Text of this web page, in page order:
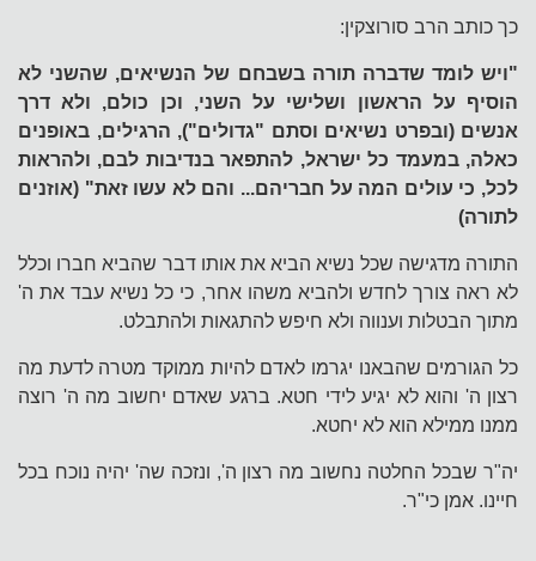
כך כותב הרב סורוצקין:
"ויש לומד שדברה תורה בשבחם של הנשיאים, שהשני לא
הוסיף על הראשון ושלישי על השני, וכן כולם, ולא דרך
אנשים (ובפרט נשיאים וסתם "גדולים"), הרגילים, באופנים
כאלה, במעמד כל ישראל, להתפאר בנדיבות לבם, ולהראות
לכל, כי עולים המה על חבריהם... והם לא עשו זאת" (אוזנים
לתורה)
התורה מדגישה שכל נשיא הביא את אותו דבר שהביא חברו וכלל
לא ראה צורך לחדש ולהביא משהו אחר, כי כל נשיא עבד את ה'
מתוך הבטלות וענווה ולא חיפש להתגאות ולהתבלט.
כל הגורמים שהבאנו יגרמו לאדם להיות ממוקד מטרה לדעת מה
רצון ה' והוא לא יגיע לידי חטא. ברגע שאדם יחשוב מה ה' רוצה
ממנו ממילא הוא לא יחטא.
יה"ר שבכל החלטה נחשוב מה רצון ה', ונזכה שה' יהיה נוכח בכל
חיינו. אמן כי"ר.